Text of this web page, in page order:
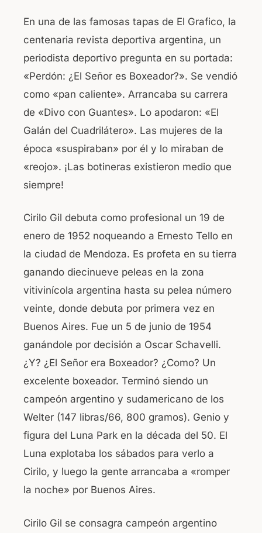
En una de las famosas tapas de El Grafico, la
centenaria revista deportiva argentina, un
periodista deportivo pregunta en su portada:
«Perdón: ¿El Señor es Boxeador?». Se vendió
como «pan caliente». Arrancaba su carrera
de «Divo con Guantes». Lo apodaron: «El
Galán del Cuadrilátero». Las mujeres de la
época «suspiraban» por él y lo miraban de
«reojo». ¡Las botineras existieron medio que
siempre!
Cirilo Gil debuta como profesional un 19 de
enero de 1952 noqueando a Ernesto Tello en
la ciudad de Mendoza. Es profeta en su tierra
ganando diecinueve peleas en la zona
vitivinícola argentina hasta su pelea número
veinte, donde debuta por primera vez en
Buenos Aires. Fue un 5 de junio de 1954
ganándole por decisión a Oscar Schavelli.
¿Y? ¿El Señor era Boxeador? ¿Como? Un
excelente boxeador. Terminó siendo un
campeón argentino y sudamericano de los
Welter (147 libras/66, 800 gramos). Genio y
figura del Luna Park en la década del 50. El
Luna explotaba los sábados para verlo a
Cirilo, y luego la gente arrancaba a «romper
la noche» por Buenos Aires.
Cirilo Gil se consagra campeón argentino